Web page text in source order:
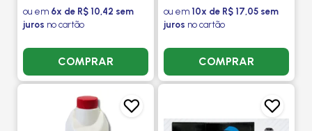
ou em 6x de R$ 10,42 sem
juros no cartão
COMPRAR
ou em 10x de R$ 17,05 sem
juros no cartão
COMPRAR